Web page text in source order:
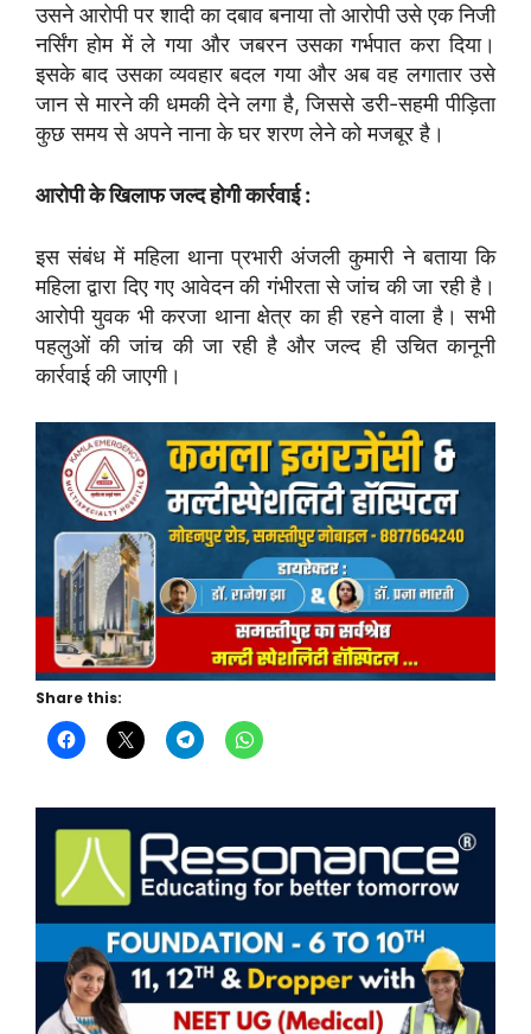
उसने आरोपी पर शादी का दबाव बनाया तो आरोपी उसे एक निजी
नर्सिंग होम में ले गया और जबरन उसका गर्भपात करा दिया।
इसके बाद उसका व्यवहार बदल गया और अब वह लगातार उसे
जान से मारने की धमकी देने लगा है, जिससे डरी-सहमी पीड़िता
कुछ समय से अपने नाना के घर शरण लेने को मजबूर है।
आरोपी के खिलाफ जल्द होगी कार्रवाई :
इस संबंध में महिला थाना प्रभारी अंजली कुमारी ने बताया कि
महिला द्वारा दिए गए आवेदन की गंभीरता से जांच की जा रही है।
आरोपी युवक भी करजा थाना क्षेत्र का ही रहने वाला है। सभी
पहलुओं की जांच की जा रही है और जल्द ही उचित कानूनी
कार्रवाई की जाएगी।
Share this: